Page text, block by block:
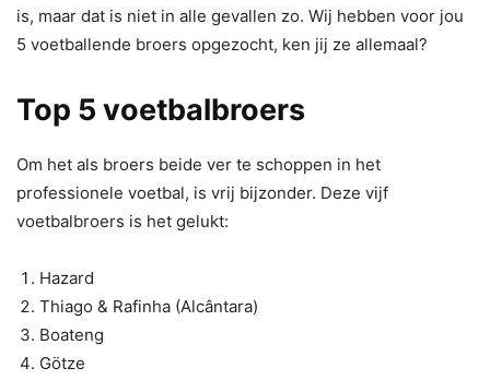
is, maar dat is niet in alle gevallen zo. Wij hebben voor jou
5 voetballende broers opgezocht, ken jij ze allemaal?
Top 5 voetbalbroers
Om het als broers beide ver te schoppen in het
professionele voetbal, is vrij bijzonder. Deze vijf
voetbalbroers is het gelukt:
Hazard
Thiago & Rafinha (Alcântara)
Boateng
Götze